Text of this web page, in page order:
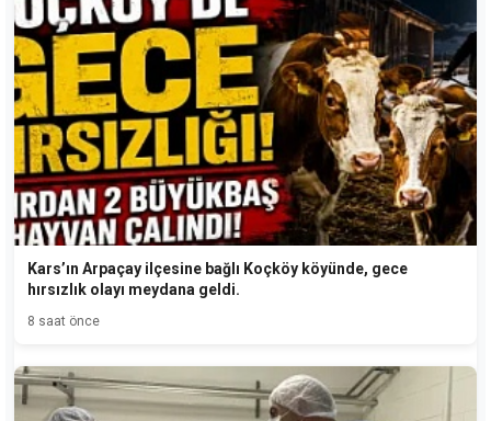
Kars’ın Arpaçay ilçesine bağlı Koçköy köyünde, gece
hırsızlık olayı meydana geldi.
8 saat önce